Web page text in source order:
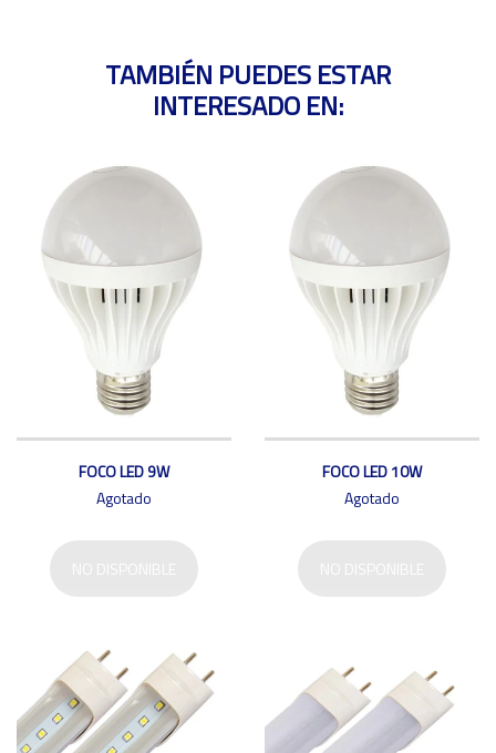
TAMBIÉN PUEDES ESTAR
INTERESADO EN:
FOCO LED 9W
Agotado
FOCO LED 10W
Agotado